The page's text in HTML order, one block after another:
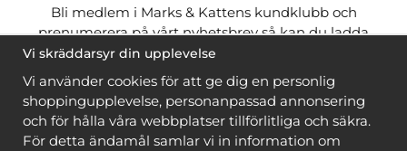
Bli medlem i Marks & Kattens kundklubb och
prenumerera på vårt nyhetsbrev så kan du ladda
ner många mönstergratisoch få många
när du handlar garn till mönstret. Du ser vilka som
är
gratis när du är inloggad
Bli medlem
Vi skräddarsyr din upplevelse
Vi använder cookies för att ge dig en personlig
shoppingupplevelse, personanpassad annonsering
och för hålla våra webbplatser tillförlitliga och säkra.
För detta ändamål samlar vi in information om